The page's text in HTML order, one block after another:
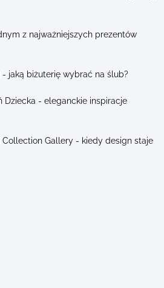
z najważniejszych prezentów
- jaką biżuterię wybrać na ślub?
Dziecka - eleganckie inspiracje
Collection Gallery - kiedy design staje